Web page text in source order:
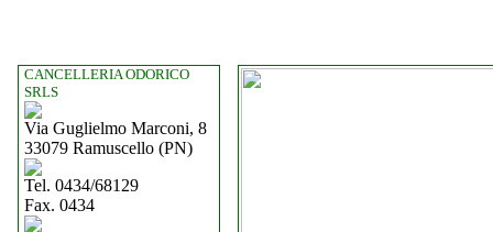
CANCELLERIA ODORICO
SRLS
Via Guglielmo Marconi, 8
33079 Ramuscello (PN)
Tel. 0434/68129
Fax. 0434